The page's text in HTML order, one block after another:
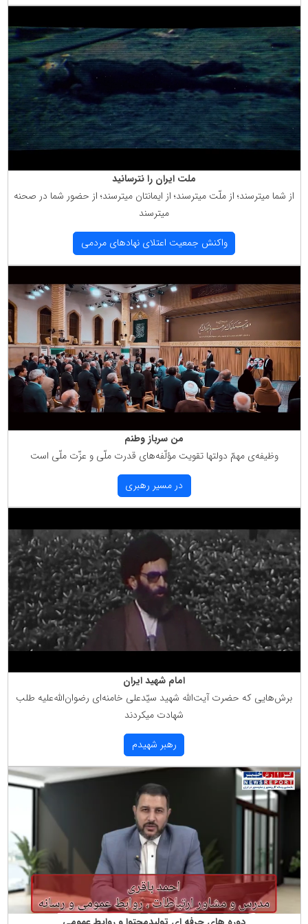
ملت ایران را نترسانید
از شما میترسند؛ از ملّت میترسند؛ از ایمانتان میترسند؛ از حضور شما در صحنه
میترسند
واكنش جمعیت اعتلای نهادهای مردمی
من سرباز وطنم
وظیفه‌ی مهمّ دولتها تقویت مؤلّفه‌های قدرت ملّی و عزّت ملّی است
در مسیر رهبری
امام شهید ایران
برش‌هایی كه حضرت آیت‌الله شهید سیّدعلی خامنه‌ای رضوان‌الله‌علیه طلب
شهادت میكردند
رهبر شهیدم